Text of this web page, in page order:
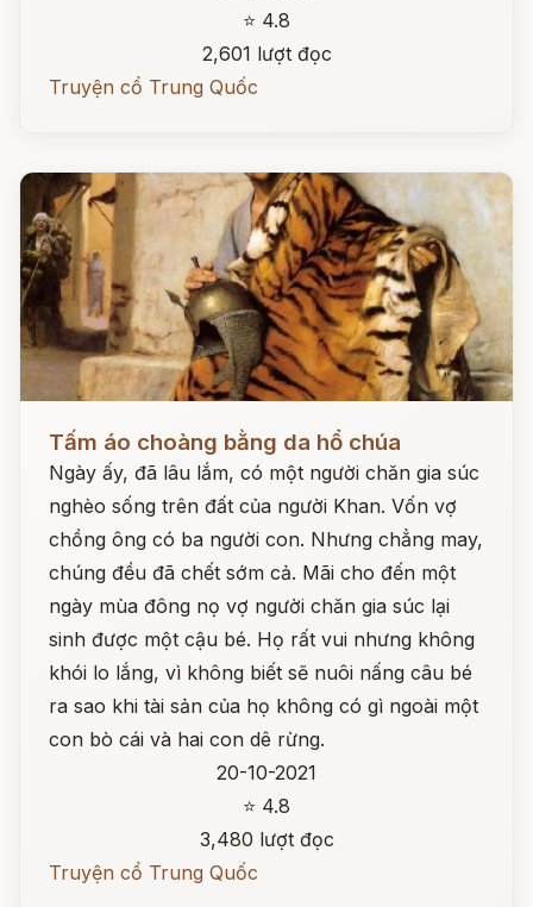
⭐ 4.8
2,601 lượt đọc
Truyện cổ Trung Quốc
Đọc ngay
Tấm áo choàng bằng da hổ chúa
Ngày ấy, đã lâu lắm, có một người chăn gia súc
nghèo sống trên đất của người Khan. Vốn vợ
chồng ông có ba người con. Nhưng chẳng may,
chúng đều đã chết sớm cả. Mãi cho đến một
ngày mùa đông nọ vợ người chăn gia súc lại
sinh được một cậu bé. Họ rất vui nhưng không
khói lo lắng, vì không biết sẽ nuôi nấng câu bé
ra sao khi tài sản của họ không có gì ngoài một
con bò cái và hai con dê rừng.
20-10-2021
⭐ 4.8
3,480 lượt đọc
Truyện cổ Trung Quốc